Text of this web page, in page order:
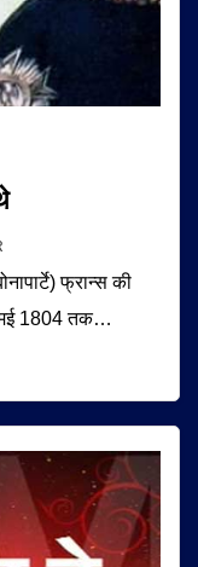
फ्रान्स की
मई 1804 तक…